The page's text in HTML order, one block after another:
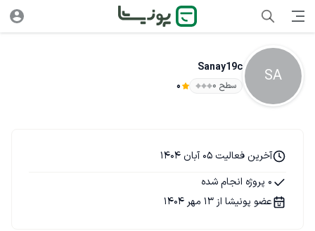
SA
Sanay19c
سطح ۰ 0
آخرین فعالیت 05 آبان 1404
0 پروژه انجام شده
عضو پونیشا از 13 مهر 1404